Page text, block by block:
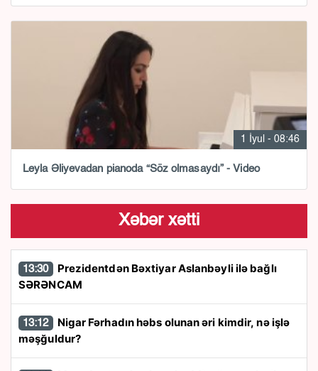
1 İyul - 08:46
Leyla Əliyevadan pianoda “Söz olmasaydı” - Video
Xəbər xətti
13:30
SƏRƏNCAM
13:12
məşğuldur?